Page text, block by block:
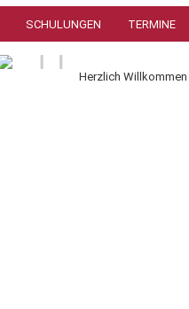
SCHULUNGEN TERMINE
Herzlich Willkommen